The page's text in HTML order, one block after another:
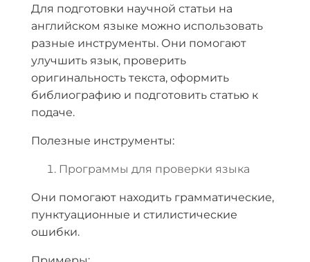
Для подготовки научной статьи на
английском языке можно использовать
разные инструменты. Они помогают
улучшить язык, проверить
оригинальность текста, оформить
библиографию и подготовить статью к
подаче.
Полезные инструменты:
Программы для проверки языка
Они помогают находить грамматические,
пунктуационные и стилистические
ошибки.